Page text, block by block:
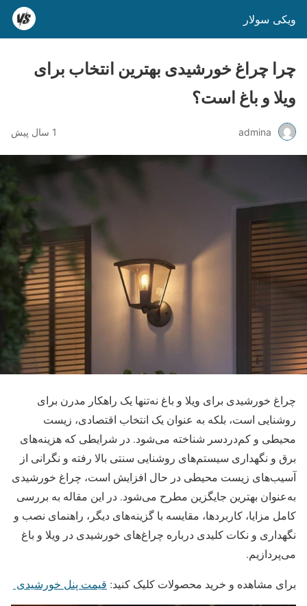
ویکی سولار
چرا چراغ خورشیدی بهترین انتخاب برای
ویلا و باغ است؟
admina 1 سال پیش
چراغ خورشیدی برای ویلا و باغ نه‌تنها یک راهکار مدرن برای
روشنایی است، بلکه به ‌عنوان یک انتخاب اقتصادی، زیست‌
محیطی و کم‌دردسر شناخته می‌شود. در شرایطی که هزینه‌های
برق و نگهداری سیستم‌های روشنایی سنتی بالا رفته و نگرانی از
آسیب‌های زیست ‌محیطی در حال افزایش است، چراغ خورشیدی
به‌عنوان بهترین جایگزین مطرح می‌شود. در این مقاله به بررسی
کامل مزایا، کاربردها، مقایسه با گزینه‌های دیگر، راهنمای نصب و
نگهداری و نکات کلیدی درباره چراغ‌های خورشیدی در ویلا و باغ
می‌پردازیم.
برای مشاهده و خرید محصولات کلیک کنید: قیمت پنل خورشیدی